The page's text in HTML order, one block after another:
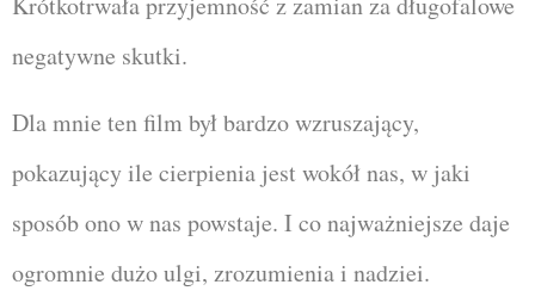
negatywne skutki.
Dla mnie ten film był bardzo wzruszający,
pokazujący ile cierpienia jest wokół nas, w jaki
sposób ono w nas powstaje. I co najważniejsze daje
ogromnie dużo ulgi, zrozumienia i nadziei.